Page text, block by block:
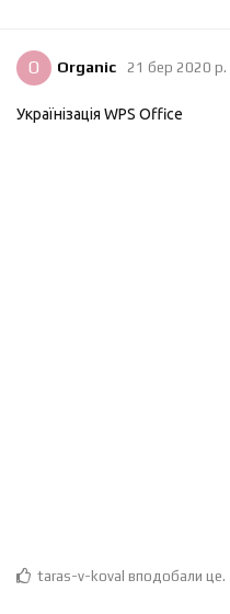
O Organic 21 бер 2020 р.
Українізація WPS Office
taras-v-koval вподобали це.